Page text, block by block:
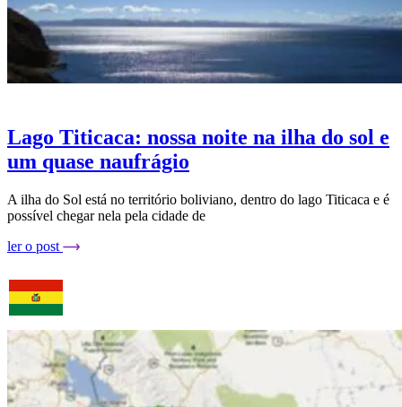
Lago Titicaca: nossa noite na ilha do sol e
um quase naufrágio
A ilha do Sol está no território boliviano, dentro do lago Titicaca e é
possível chegar nela pela cidade de
ler o post